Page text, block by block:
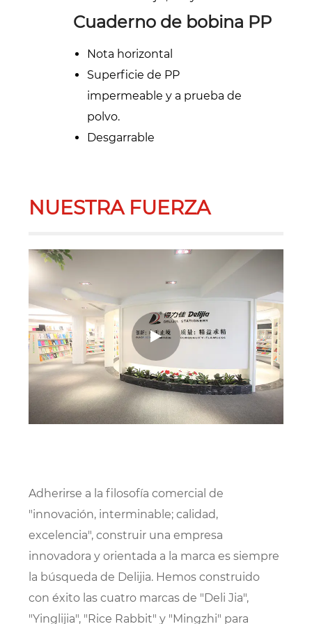
Cuaderno de bobina PP
Nota horizontal
Superficie de PP
impermeable y a prueba de
polvo.
Desgarrable
NUESTRA FUERZA
Adherirse a la filosofía comercial de
"innovación, interminable; calidad,
excelencia", construir una empresa
innovadora y orientada a la marca es siempre
la búsqueda de Delijia. Hemos construido
con éxito las cuatro marcas de "Deli Jia",
"Yinglijia", "Rice Rabbit" y "Mingzhi" para